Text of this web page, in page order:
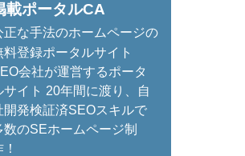
載ポータルCA
正な手法のホームページの
料登録ポータルサイト
会社が運営するポータ
サイト 20年間に渡り、自
開発検証済SEOスキルで
数のSEホームページ制